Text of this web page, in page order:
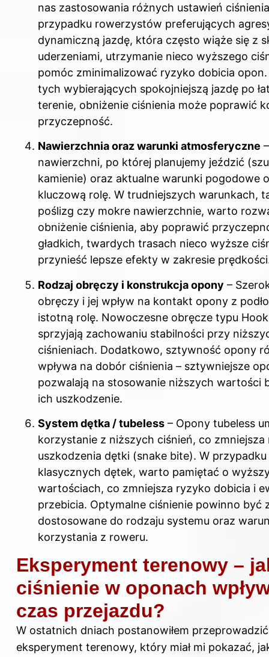
nas zastosowania różnych ustawień
przypadku rowerzystów preferujących
dynamiczną jazdę, która często wiąże się z
uderzeniami, utrzymanie nieco wyższego
pomóc zminimalizować ryzyko dobicia opon.
tych wybierających spokojniejszą jazdę po
terenie, obniżenie ciśnienia może poprawić
przyczepność.
Nawierzchnia oraz warunki atmosferyczne
nawierzchni, po której planujemy jeździć
kamienie) oraz aktualne warunki pogodowe
kluczową rolę. W trudniejszych warunkach,
poślizg czy mokre nawierzchnie, warto
obniżenie ciśnienia, aby poprawić
gładkich, twardych trasach nieco wyższe
przynieść lepsze efekty w zakresie
Rodzaj obręczy i konstrukcja opony –
obręczy i jej wpływ na kontakt opony z
istotną rolę. Nowoczesne obręcze typu
sprzyjają zachowaniu stabilności przy
ciśnieniach. Dodatkowo, sztywność opony
wpływa na dobór ciśnienia – sztywniejsze
pozwalają na stosowanie niższych wartości
ich uszkodzenie.
System dętka / tubeless – Opony tubeless
korzystanie z niższych ciśnień, co zmniejsza
uszkodzenia dętki (snake bite). W przypadku
klasycznych dętek, warto pamiętać o
wartościach, co zmniejsza ryzyko dobicia i
przebicia. Optymalne ciśnienie powinno być
dostosowane do rodzaju systemu oraz
korzystania z roweru.
Eksperyment terenowy –
ciśnienie w oponach
czas przejazdu?
W ostatnich dniach postanowiłem przeprowadzić
eksperyment terenowy, który miał mi pokazać,